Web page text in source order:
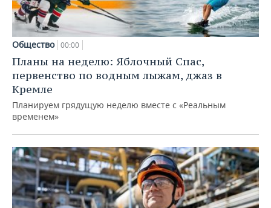
Общество 00:00
Планы на неделю: Яблочный Спас,
первенство по водным лыжам, джаз в
Кремле
Планируем грядущую неделю вместе с «Реальным
временем»